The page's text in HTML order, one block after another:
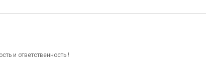
и ответственность !